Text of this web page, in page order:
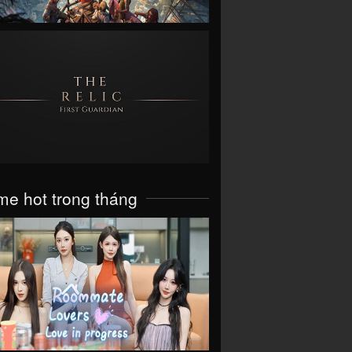
VIEW
hot trong tháng
VIEW